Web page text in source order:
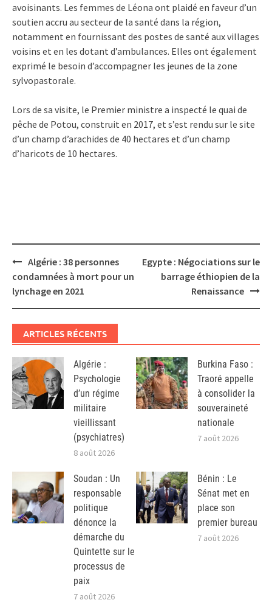
avoisinants. Les femmes de Léona ont plaidé en faveur d’un
soutien accru au secteur de la santé dans la région,
notamment en fournissant des postes de santé aux villages
voisins et en les dotant d’ambulances. Elles ont également
exprimé le besoin d’accompagner les jeunes de la zone
sylvopastorale.
Lors de sa visite, le Premier ministre a inspecté le quai de
pêche de Potou, construit en 2017, et s’est rendu sur le site
d’un champ d’arachides de 40 hectares et d’un champ
d’haricots de 10 hectares.
Post
navigation
Algérie : 38 personnes
condamnées à mort pour un
lynchage en 2021
Egypte : Négociations sur le
barrage éthiopien de la
Renaissance
ARTICLES RÉCENTS
Algérie :
Psychologie
d’un régime
militaire
vieillissant
(psychiatres)
8 août 2026
Burkina Faso :
Traoré appelle
à consolider la
souveraineté
nationale
7 août 2026
Soudan : Un
responsable
politique
dénonce la
démarche du
Quintette sur le
processus de
paix
7 août 2026
Bénin : Le
Sénat met en
place son
premier bureau
7 août 2026